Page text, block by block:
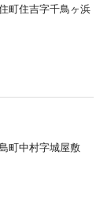
町住吉字千鳥ヶ浜
町中村字城屋敷